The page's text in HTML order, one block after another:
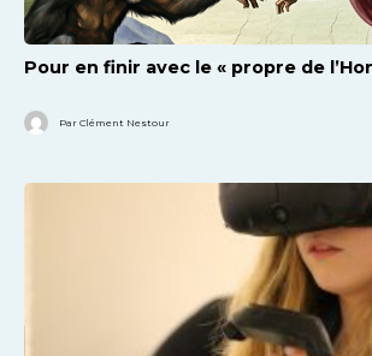
Pour en finir avec le « propre de
Par Clément Nestour